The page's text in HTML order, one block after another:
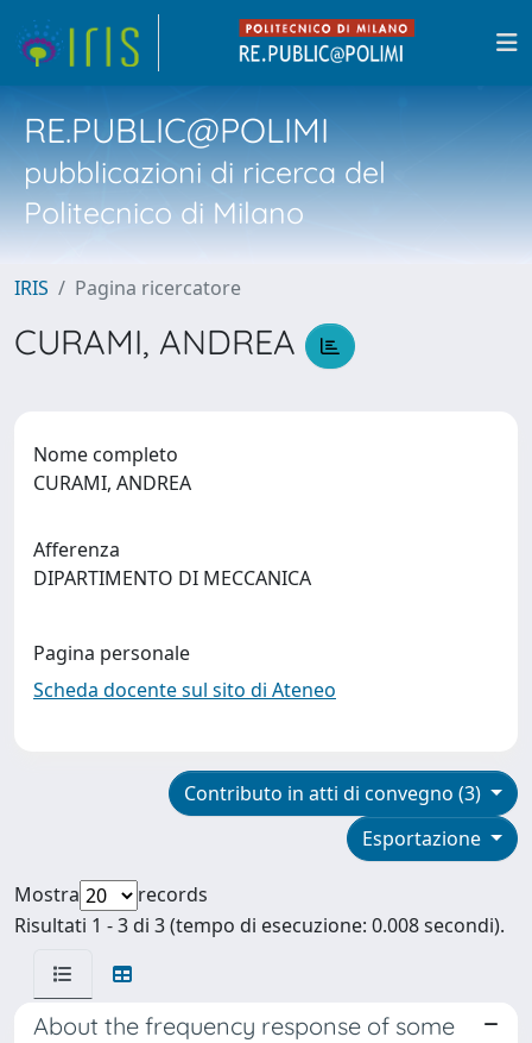
RE.PUBLIC@POLIMI
pubblicazioni di ricerca del
Politecnico di Milano
IRIS Pagina ricercatore
CURAMI, ANDREA
Nome completo
CURAMI, ANDREA
Afferenza
DIPARTIMENTO DI MECCANICA
Pagina personale
Scheda docente sul sito di Ateneo
Contributo in atti di convegno (3)
Esportazione
Mostra
records
Risultati 1 - 3 di 3 (tempo di esecuzione: 0.008 secondi).
About the frequency response of some